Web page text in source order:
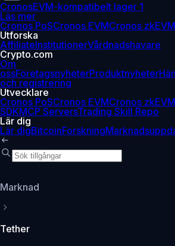
CronosEVM-kompatibelt lager 1
Läs mer
Cronos PoSCronos EVMCronos zkEVM
Utforska
AffiliateInstitutionerVårdnadshavare
Crypto.com
Om
ossFöretagsnyheterProduktnyheter
och registrering
Utvecklare
Cronos PoSCronos EVMCronos zkEVM
SDKMCP ServersTrading Skill Repo
Lär dig
Lär digBitcoinForskning
Marknad
Tether